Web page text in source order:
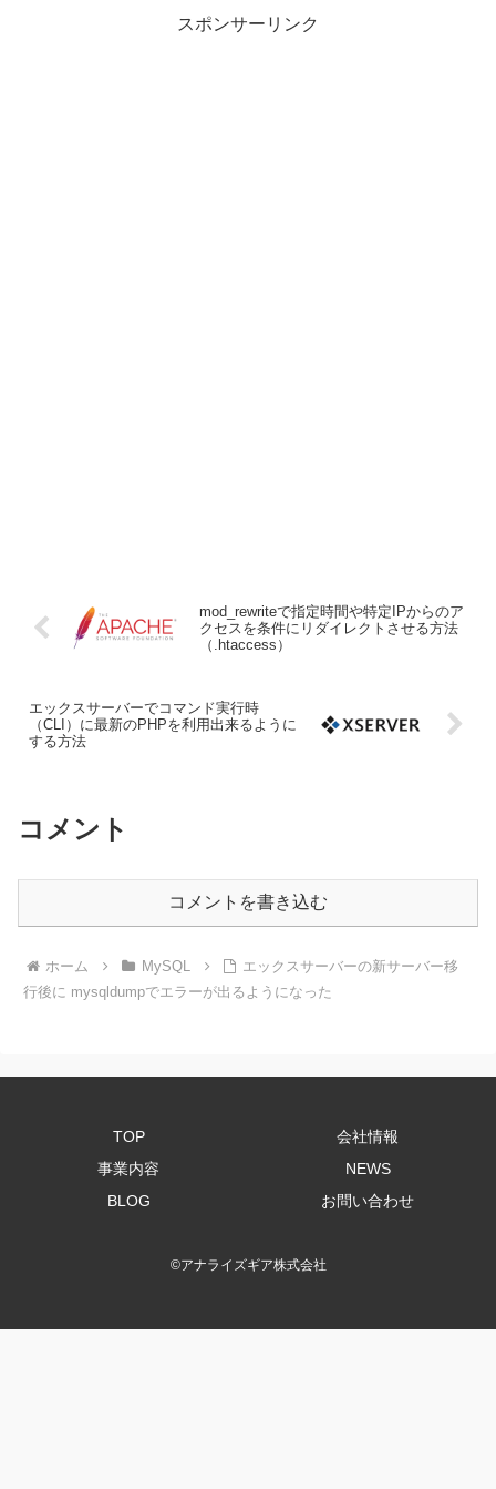
スポンサーリンク
mod_rewriteで指定時間や特定IPからのア
クセスを条件にリダイレクトさせる方法
（.htaccess）
エックスサーバーでコマンド実行時
（CLI）に最新のPHPを利用出来るように
する方法
コメント
コメントを書き込む
ホーム MySQL
エックスサーバーの新サーバー移
行後に mysqldumpでエラーが出るようになった
TOP
会社情報
事業内容
NEWS
BLOG
お問い合わせ
©アナライズギア株式会社